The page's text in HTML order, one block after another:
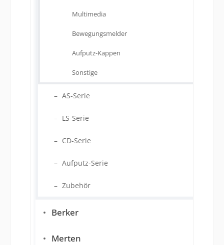
Multimedia
Bewegungsmelder
Aufputz-Kappen
Sonstige
AS-Serie
LS-Serie
CD-Serie
Aufputz-Serie
Zubehör
Berker
Merten